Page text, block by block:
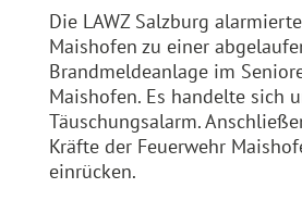
Die LAWZ Salzburg
Maishofen zu einer
Brandmeldeanlage im
Maishofen. Es handelte sich
Täuschungsalarm.
Kräfte der Feuerwehr
einrücken.